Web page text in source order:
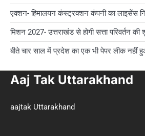
एक्शन- हिमालयन कंस्ट्रक्शन कंपनी का लाइसेंस
मिशन 2027- उत्तराखंड से होगी सत्ता परिवर्तन
बीते चार साल में प्रदेश का एक भी पेपर लीक नहीं
Aaj Tak Uttarakhand
aajtak Uttarakhand